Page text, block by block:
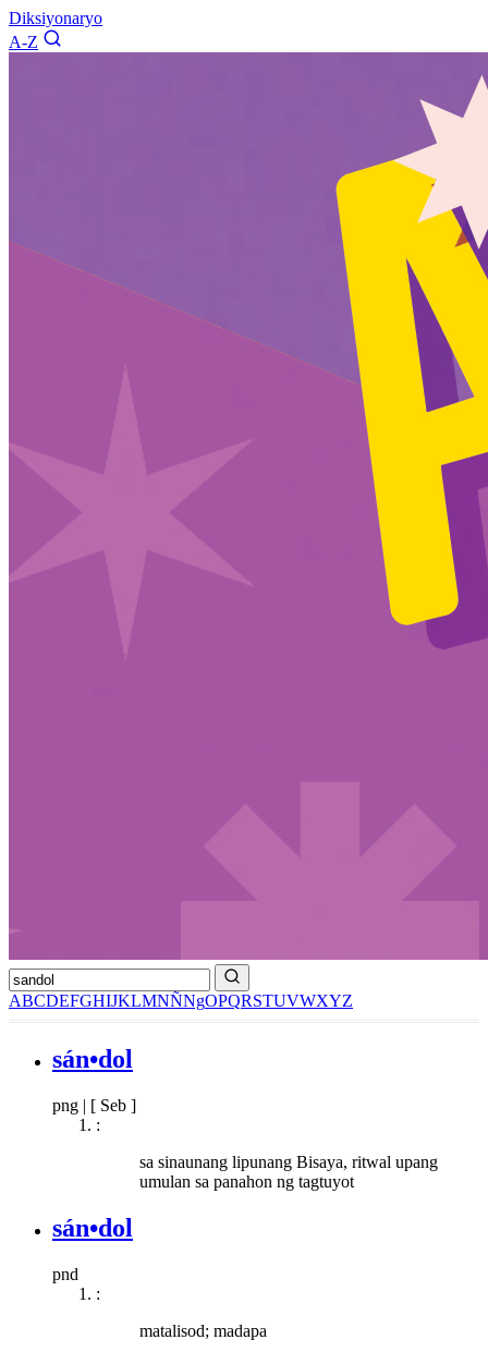
Diksiyonaryo
A-Z
ABCDEFGHIJKLMNÑNgOPQRSTUVWXYZ
sán•dol
png | [ Seb ]
:
sa sinaunang lipunang Bisaya, ritwal upang
umulan sa panahon ng tagtuyot
sán•dol
pnd
:
matalisod; madapa